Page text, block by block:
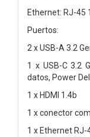
Ethernet: RJ-45
Puertos:
2 x USB-A 3.2
1 x USB-C 3.2
datos, Power
1 x HDMI 1.4b
1 x conector
1 x Ethernet RJ-